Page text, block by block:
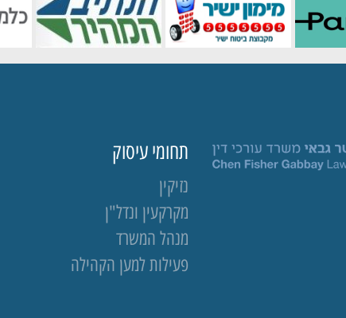
תחומי עיסוק
נזיקין
מקרקעין ונדל"ן
מנהל המשרד
פעילות למען הקהילה